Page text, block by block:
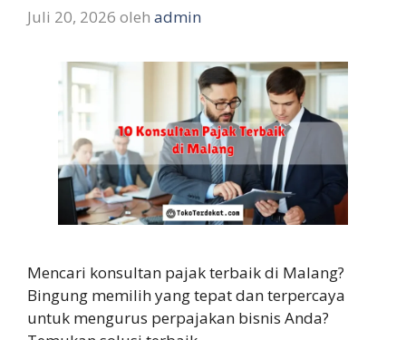
Juli 20, 2026 oleh admin
Mencari konsultan pajak terbaik di Malang?
Bingung memilih yang tepat dan terpercaya
untuk mengurus perpajakan bisnis Anda?